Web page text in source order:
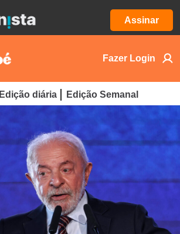
Assinar
Fazer Login
Edição diária Edição Semanal